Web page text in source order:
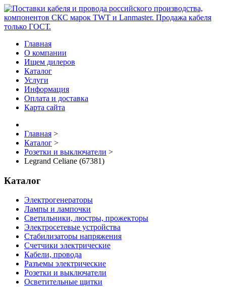
Главная
О компании
Ищем дилеров
Каталог
Услуги
Информация
Оплата и доставка
Карта сайта
Главная >
Каталог >
Розетки и выключатели >
Legrand Celiane (67381)
Каталог
Электрогенераторы
Лампы и лампочки
Светильники, люстры, прожекторы
Электросетевые устройства
Стабилизаторы напряжения
Счетчики электрические
Кабели, провода
Разъемы электрические
Розетки и выключатели
Осветительные щитки